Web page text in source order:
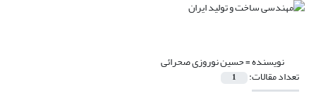
نویسنده =حسین نوروزی صحرائی
تعداد مقالات: 1